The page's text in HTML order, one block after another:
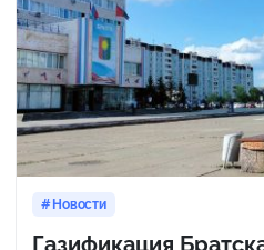
Новости